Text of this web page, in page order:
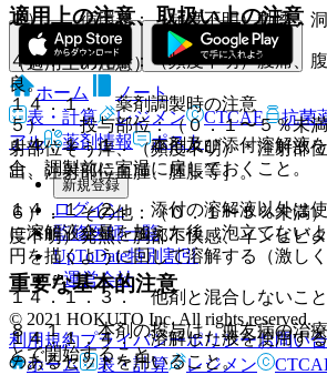
適用上の注意、取扱い上の注意
（適用上の注意）
１４．１． 薬剤調製時の注意
１４．１．１． 本剤及び添付溶解液
合、調製前に室温に戻しておくこと。
１４．１．２． 添付の溶解液以外は
に溶解液全量を加えた後、泡立てない
円を描くように回して溶解する（激し
１４．１．３． 他剤と混合しないこと
１４．１．４． 溶解した液を使用す
のあるセットを用いること。
３）． 循環器：（頻度不明）動悸、洞
４）． 消化器：（頻度不明）腹痛、
良。
５）． 投与部位：（０．１〜５％未
射部位そう痒、（頻度不明）＊注射部
出、注射部位血腫、腫脹等］。
６）． その他：（０．１〜５％未満
度不明）発熱、胸部不快感、インヒビ
重要な基本的注意
８．１． 本剤の投与は、血友病の治
とで開始すること。
ホーム
ノート
表・計算
レジメン CTCAE 抗菌
アル
薬剤情報 ポスト
新規登録
ログイン
監修医師一覧
UpToDate特別割引
運営会社
© 2021 HOKUTO Inc. All rights reserved.
利用規約プライバシーポリシーお問い
ホーム
表・計算 レジメン